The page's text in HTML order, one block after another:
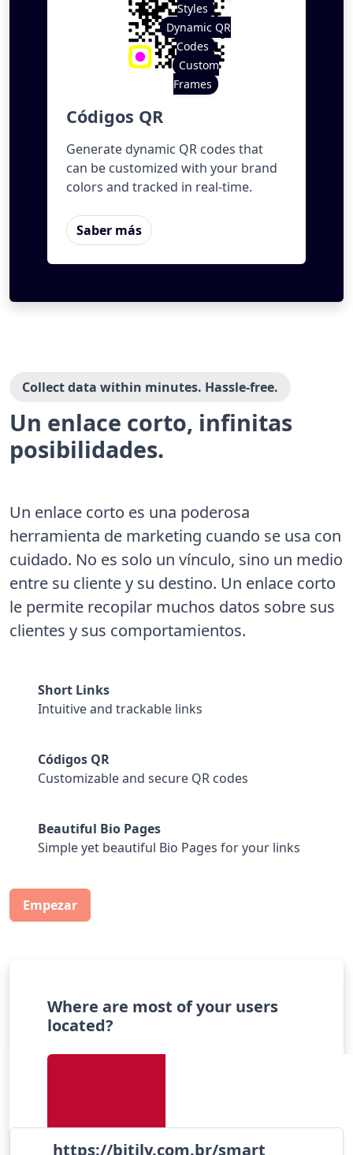
Styles
Dynamic QR
Codes
Custom
Frames
Códigos QR
Generate dynamic QR codes that
can be customized with your brand
colors and tracked in real-time.
Saber más
Collect data within minutes. Hassle-free.
Un enlace corto, infinitas
posibilidades.
Un enlace corto es una poderosa
herramienta de marketing cuando se usa con
cuidado. No es solo un vínculo, sino un medio
entre su cliente y su destino. Un enlace corto
le permite recopilar muchos datos sobre sus
clientes y sus comportamientos.
Short Links
Intuitive and trackable links
Códigos QR
Customizable and secure QR codes
Beautiful Bio Pages
Simple yet beautiful Bio Pages for your links
Empezar
Where are most of your users
located?
https://bitily.com.br/smart